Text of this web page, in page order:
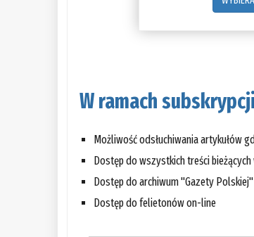
W ramach
Możliwość odsłuchiwania artykułów
Dostęp do wszystkich treści
Dostęp do archiwum "Gazety Polskiej"
Dostęp do felietonów on-line